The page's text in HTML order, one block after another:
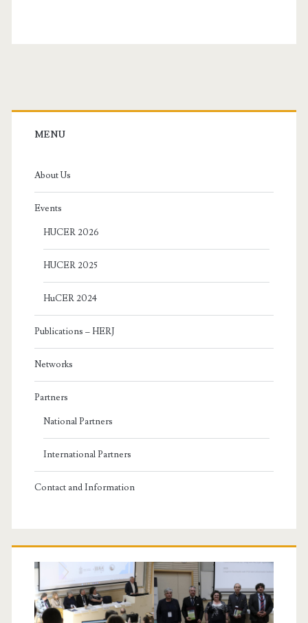
Primary
Sidebar
MENU
About Us
Events
HUCER 2026
HUCER 2025
HuCER 2024
Publications – HERJ
Networks
Partners
National Partners
International Partners
Contact and Information